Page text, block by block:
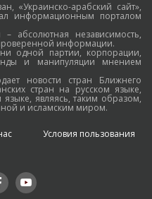
«Украинско-арабский сайт»,
информационным порталом
абсолютная независимость,
информации.
одной партии, корпорации,
и манипуляции мнением
новости стран Ближнего
стран на русском языке,
являясь, таким образом,
и исламским миром.
Условия пользования